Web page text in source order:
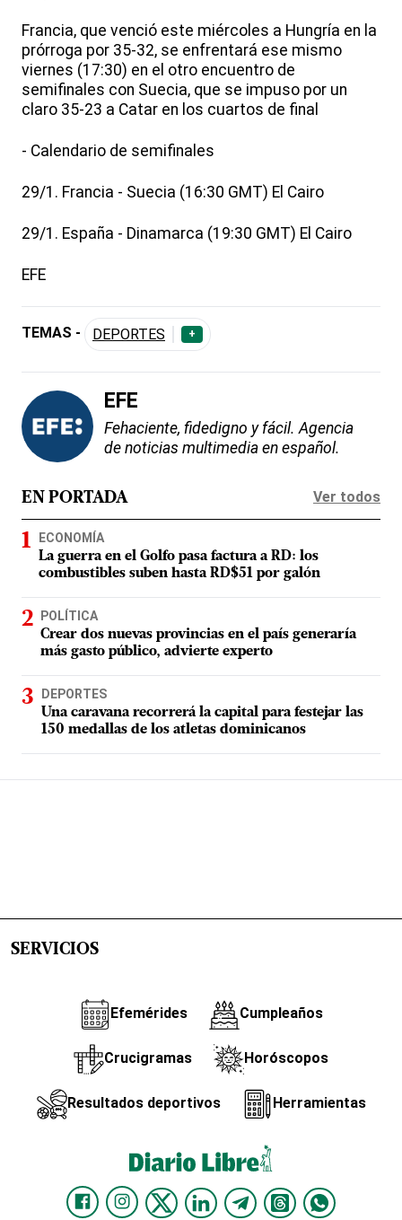
Francia, que venció este miércoles a Hungría en la
prórroga por 35-32, se enfrentará ese mismo
viernes (17:30) en el otro encuentro de
semifinales con Suecia, que se impuso por un
claro 35-23 a Catar en los cuartos de final
- Calendario de semifinales
29/1. Francia - Suecia (16:30 GMT) El Cairo
29/1. España - Dinamarca (19:30 GMT) El Cairo
EFE
TEMAS - DEPORTES +
EFE
Fehaciente, fidedigno y fácil. Agencia
de noticias multimedia en español.
EN PORTADA Ver todos
ECONOMÍA
La guerra en el Golfo pasa factura a RD: los
combustibles suben hasta RD$51 por galón
POLÍTICA
Crear dos nuevas provincias en el país generaría
más gasto público, advierte experto
DEPORTES
Una caravana recorrerá la capital para festejar las
150 medallas de los atletas dominicanos
SERVICIOS
Efemérides Cumpleaños
Crucigramas Horóscopos
Resultados deportivos Herramientas